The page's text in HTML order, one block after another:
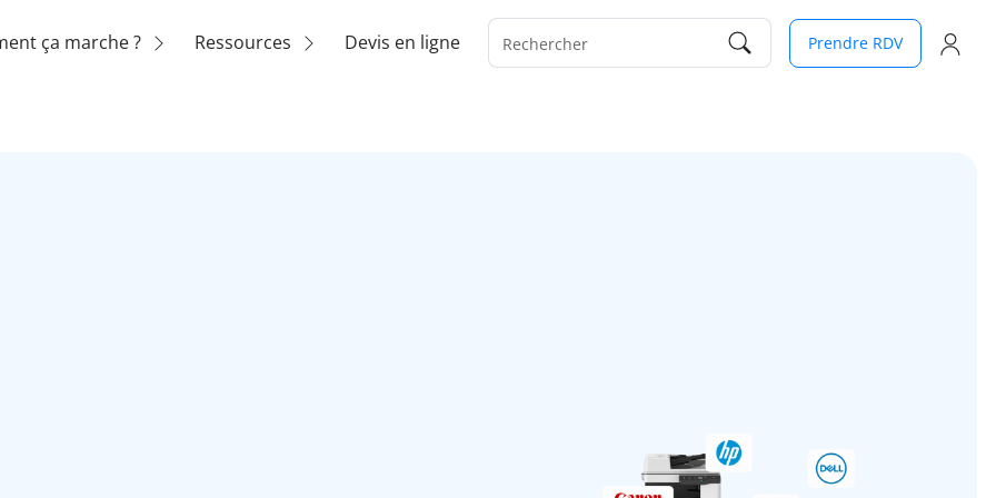
ça marche ? Ressources Devis en ligne Rechercher Prendre RDV